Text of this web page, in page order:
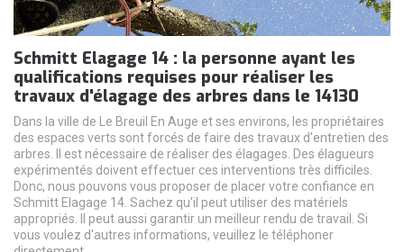
Schmitt Elagage 14 : la personne ayant les
qualifications requises pour réaliser les
travaux d'élagage des arbres dans le 14130
Dans la ville de Le Breuil En Auge et ses environs, les propriétaires
des espaces verts sont forcés de faire des travaux d'entretien des
arbres. Il est nécessaire de réaliser des élagages. Des élagueurs
expérimentés doivent effectuer ces interventions très difficiles.
Donc, nous pouvons vous proposer de placer votre confiance en
Schmitt Elagage 14. Sachez qu'il peut utiliser des matériels
appropriés. Il peut aussi garantir un meilleur rendu de travail. Si
vous voulez d'autres informations, veuillez le téléphoner